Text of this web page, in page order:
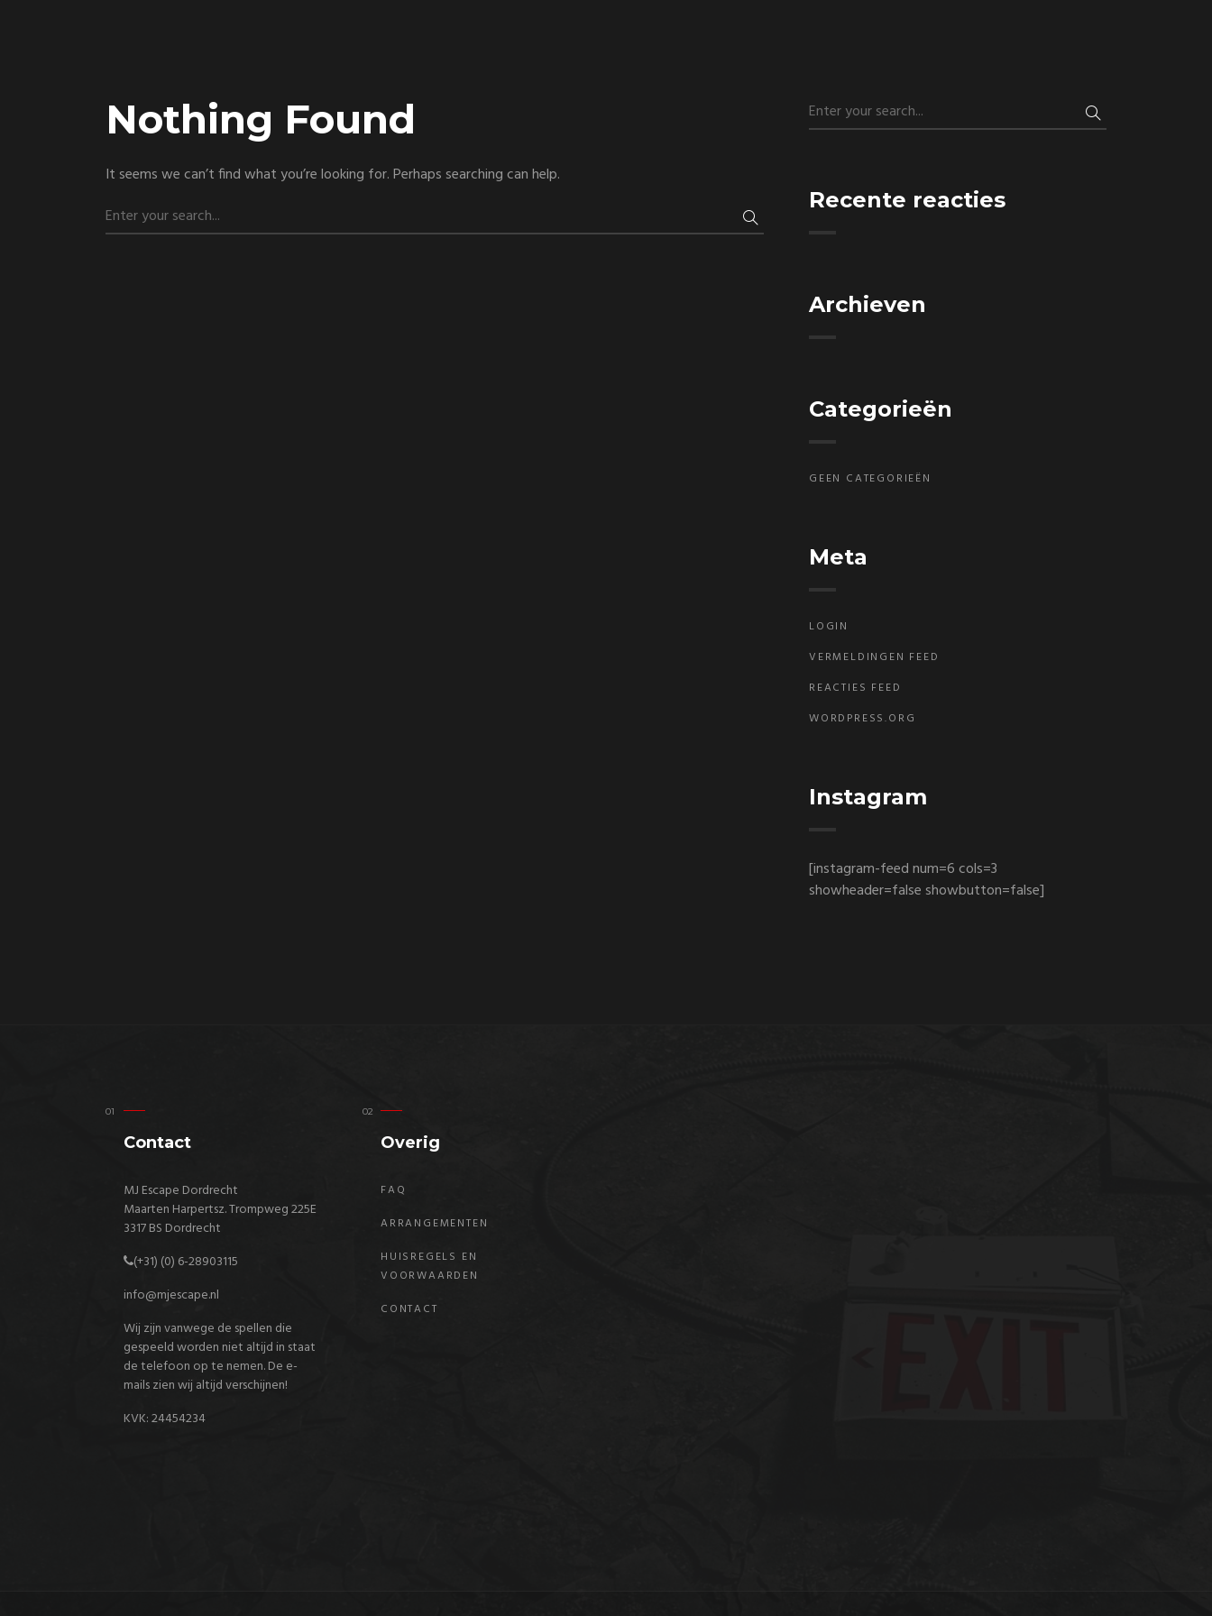
Nothing Found
It seems we can’t find what you’re looking for. Perhaps searching can help.
Recente reacties
Archieven
Categorieën
GEEN CATEGORIEËN
Meta
LOGIN
VERMELDINGEN FEED
REACTIES FEED
WORDPRESS.ORG
Instagram
[instagram-feed num=6 cols=3
showheader=false showbutton=false]
Contact
MJ Escape Dordrecht
Maarten Harpertsz. Trompweg 225E
3317 BS Dordrecht
(+31) (0) 6-28903115
info@mjescape.nl
Wij zijn vanwege de spellen die
gespeeld worden niet altijd in staat
de telefoon op te nemen. De e-
mails zien wij altijd verschijnen!
KVK: 24454234
Overig
FAQ
ARRANGEMENTEN
HUISREGELS EN
VOORWAARDEN
CONTACT